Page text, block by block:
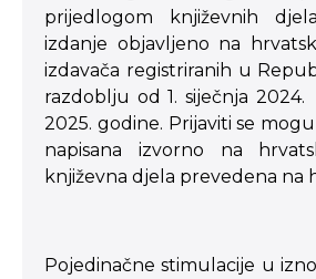
prijedlogom književnih
izdanje objavljeno na
izdavača registriranih u
razdoblju od 1. siječnja 2024.
2025. godine. Prijaviti se
napisana izvorno na
književna djela prevedena na
Pojedinačne stimulacije u